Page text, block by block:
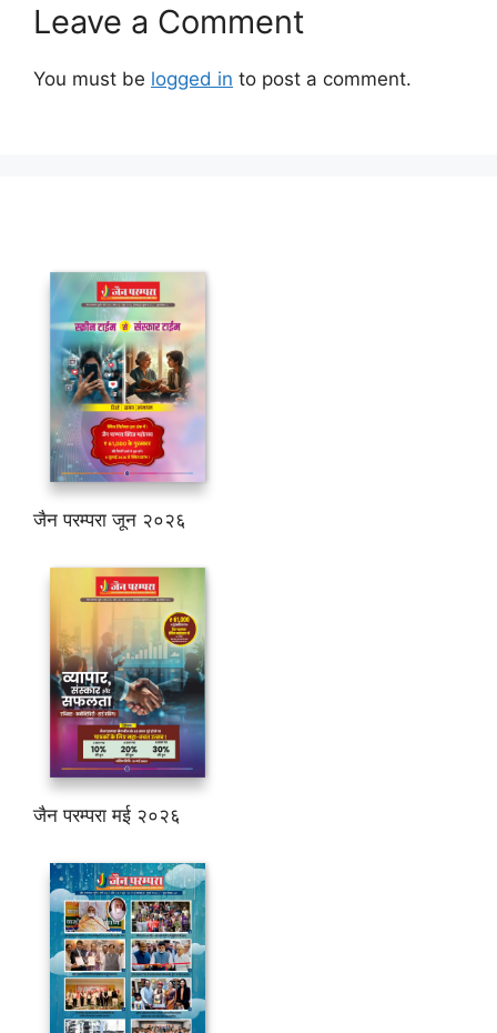
Leave a Comment
You must be logged in to post a comment.
जैन परम्परा जून २०२६
जैन परम्परा मई २०२६